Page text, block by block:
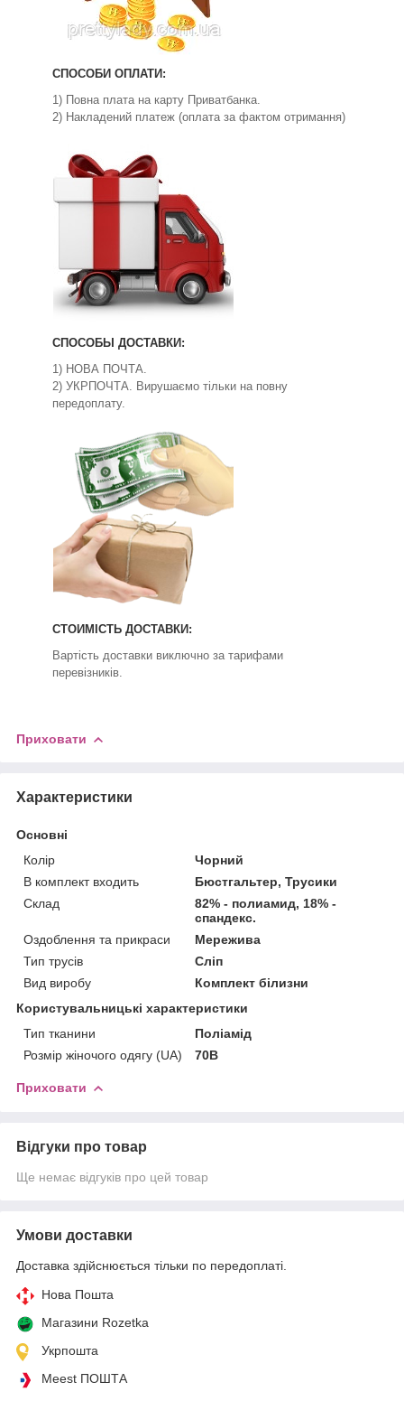
СПОСОБИ ОПЛАТИ:
1) Повна плата на карту Приватбанка.
2) Накладений платеж (оплата за фактом отримання)
СПОСОБЫ ДОСТАВКИ:
1) НОВА ПОЧТА.
2) УКРПОЧТА. Вирушаємо тільки на повну
передоплату.
СТОИМІСТЬ ДОСТАВКИ:
Вартість доставки виключно за тарифами
перевізників.
Приховати
Характеристики
Основні
Колір
Чорний
В комплект входить
Бюстгальтер, Трусики
Склад
82% - полиамид, 18% -
спандекс.
Оздоблення та прикраси
Мережива
Тип трусів
Сліп
Вид виробу
Комплект білизни
Користувальницькі характеристики
Тип тканини
Поліамід
Розмір жіночого одягу (UA)
70B
Приховати
Відгуки про товар
Ще немає відгуків про цей товар
Умови доставки
Доставка здійснюється тільки по передоплаті.
Нова Пошта
Магазини Rozetka
Укрпошта
Meest ПОШТА